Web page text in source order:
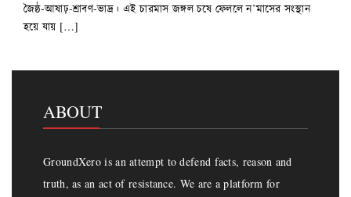
জৈষ্ঠ-আষাঢ়-শ্রাবণ-ভাদ্র। এই চারমাস জঙ্গল চষে ফেললে ন’মাসের সংস্থান
হয়ে যায় […]
ABOUT
GroundXero is an attempt to defend facts, reason and
truth, as an act of resistance. We are a platform for